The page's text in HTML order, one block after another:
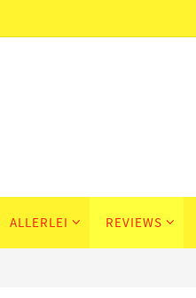
ALLERLEI REVIEWS